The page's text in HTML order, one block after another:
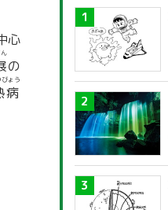
心
の
病
ょう